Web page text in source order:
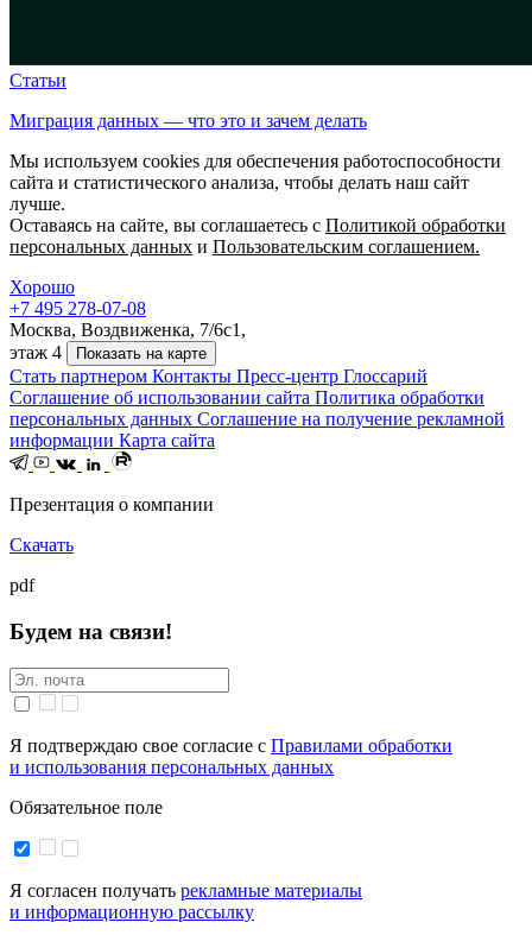
Статьи
Миграция данных — что это и зачем делать
Мы используем cookies для обеспечения работоспособности
сайта и статистического анализа, чтобы делать наш сайт
лучше.
Оставаясь на сайте, вы соглашаетесь с Политикой обработки
персональных данных и Пользовательским соглашением.
Хорошо
+7 495 278-07-08
Москва, Воздвиженка, 7/6с1,
этаж 4
Показать на карте
Стать партнером Контакты Пресс-центр Глоссарий
Соглашение об использовании сайта Политика обработки
персональных данных Соглашение на получение рекламной
информации Карта сайта
Презентация о компании
Скачать
pdf
Будем на связи!
Я подтверждаю свое согласие с Правилами обработки
и использования персональных данных
Обязательное поле
Я согласен получать рекламные материалы
и информационную рассылку